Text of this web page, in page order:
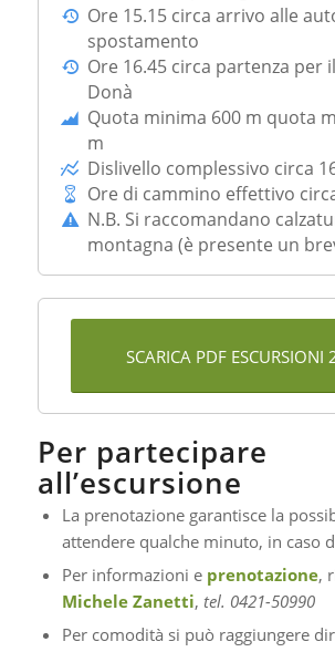
Ore 15.15 circa arrivo alle
spostamento
Ore 16.45 circa partenza per
Donà
Quota minima 600 m quota
m
Dislivello complessivo circa
Ore di cammino effettivo
N.B. Si raccomandano
montagna (è presente un
SCARICA PDF ESCURSIONI
Per partecipare
all’escursione
La prenotazione garantisce la
attendere qualche minuto, in caso
Per informazioni e prenotazione,
Michele Zanetti, tel. 0421-50990
Per comodità si può raggiungere